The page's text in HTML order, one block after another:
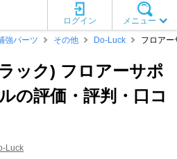
メニュー
ログイン
強パーツ その他 Do-Luck フロアー
ック) フロアーサポ
の評価・評判・口コ
Luck